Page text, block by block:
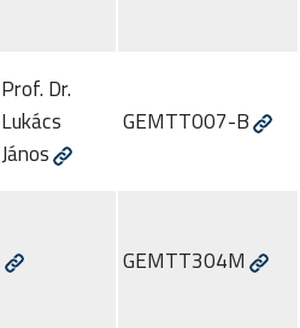
Prof. Dr.
Lukács
János
GEMTT007-B
GEMTT304M